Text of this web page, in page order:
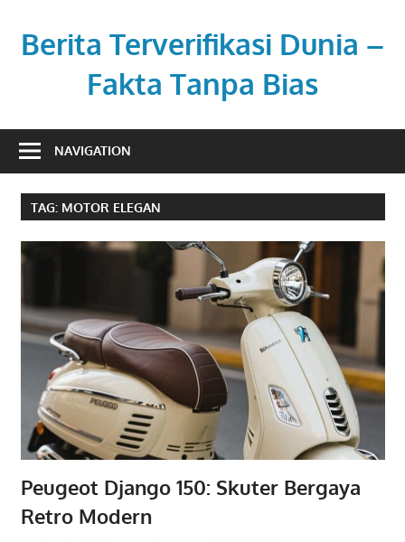
contentBerita Terverifikasi Dunia –
Fakta Tanpa Bias
profesional,
berimbang.
NAVIGATION
TAG: MOTOR ELEGAN
Peugeot Django 150: Skuter Bergaya
Retro Modern